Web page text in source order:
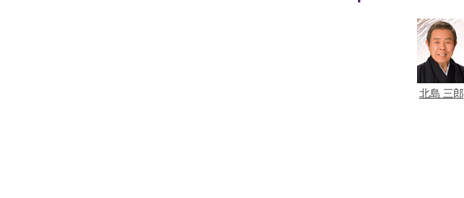
北島 三郎